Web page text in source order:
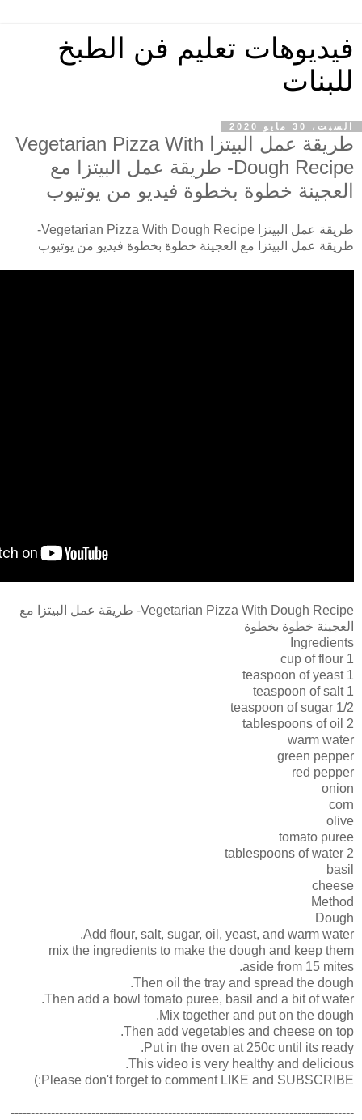
فيديوهات تعليم فن الطبخ
للبنات
السبت، 30 مايو 2020
طريقة عمل البيتزا Vegetarian Pizza With
Dough Recipe- طريقة عمل البيتزا مع
العجينة خطوة بخطوة فيديو من يوتيوب
طريقة عمل البيتزا Vegetarian Pizza With Dough Recipe-
طريقة عمل البيتزا مع العجينة خطوة بخطوة فيديو من يوتيوب
Vegetarian Pizza With Dough Recipe- طريقة عمل البيتزا مع
العجينة خطوة بخطوة
Ingredients
1 cup of flour
1 teaspoon of yeast
1 teaspoon of salt
1/2 teaspoon of sugar
2 tablespoons of oil
warm water
green pepper
red pepper
onion
corn
olive
tomato puree
2 tablespoons of water
basil
cheese
Method
Dough
Add flour, salt, sugar, oil, yeast, and warm water.
mix the ingredients to make the dough and keep them
aside from 15 mites.
Then oil the tray and spread the dough.
Then add a bowl tomato puree, basil and a bit of water.
Mix together and put on the dough.
Then add vegetables and cheese on top.
Put in the oven at 250c until its ready.
This video is very healthy and delicious.
Please don't forget to comment LIKE and SUBSCRIBE:)
-------------------------------------------------------------------------------------